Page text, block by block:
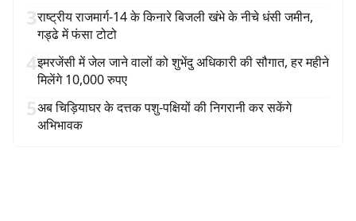
3राष्ट्रीय राजमार्ग-14 के किनारे बिजली खंभे के नीचे धंसी जमीन,
गड्ढे में फंसा टोटो
4इमरजेंसी में जेल जाने वालों को शुभेंदु अधिकारी की सौगात, हर महीने
मिलेंगे 10,000 रुपए
5अब चिड़ियाघर के दत्तक पशु-पक्षियों की निगरानी कर सकेंगे
अभिभावक